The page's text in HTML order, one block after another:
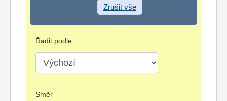
Zrušit vše
Řadit podle:
Směr